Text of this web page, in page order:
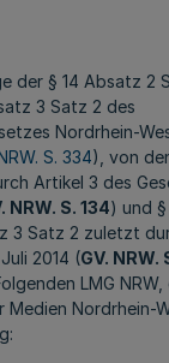
der § 14 Absatz 2
3 Satz 2 des
Nordrhein-
S. 334), von
Artikel 3 des
NRW. S. 134) und
3 Satz 2 zuletzt
2014 (GV. NRW.
LMG
Medien Nordrhein-